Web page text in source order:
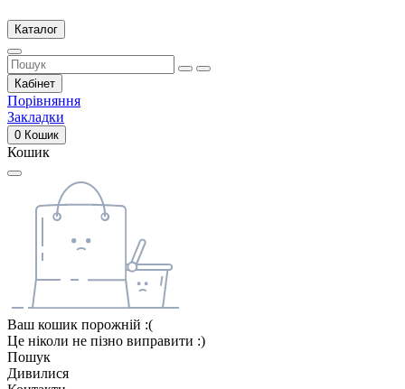
Каталог
Кабінет
Порівняння
Закладки
0 Кошик
Кошик
Ваш кошик порожній :(
Це ніколи не пізно виправити :)
Пошук
Дивилися